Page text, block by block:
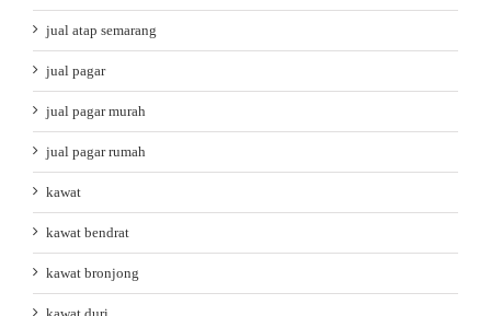
jual atap semarang
jual pagar
jual pagar murah
jual pagar rumah
kawat
kawat bendrat
kawat bronjong